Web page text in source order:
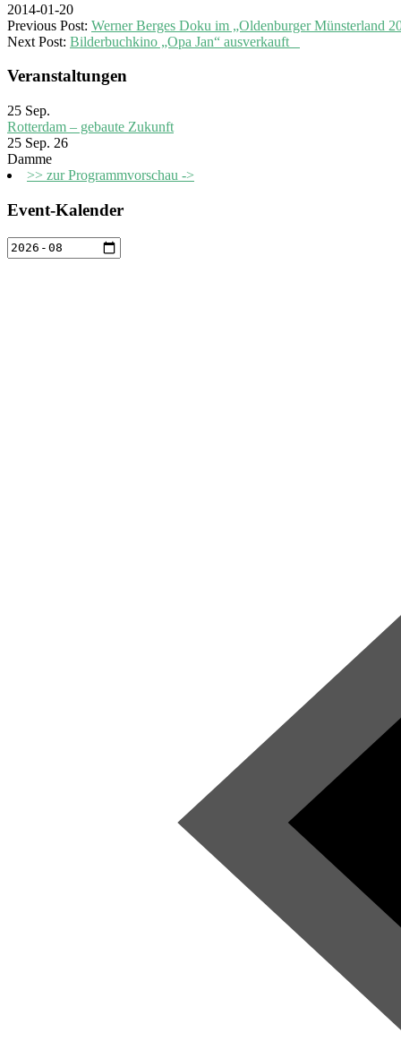
2014-01-20
Previous Post: Werner Berges Doku im „Oldenburger Münsterland
Next Post: Bilderbuchkino „Opa Jan“ ausverkauft
Veranstaltungen
25 Sep.
Rotterdam – gebaute Zukunft
25 Sep. 26
Damme
>> zur Programmvorschau ->
Event-Kalender